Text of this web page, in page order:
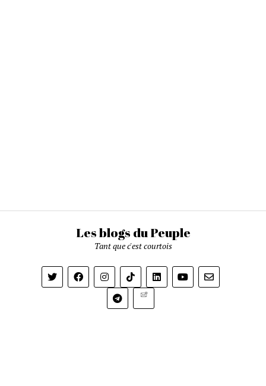
Les blogs du Peuple
Tant que c'est courtois